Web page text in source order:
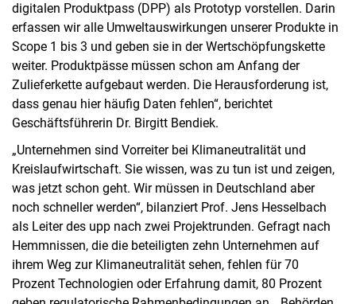
digitalen Produktpass (DPP) als Prototyp vorstellen. Darin
erfassen wir alle Umweltauswirkungen unserer Produkte in
Scope 1 bis 3 und geben sie in der Wertschöpfungskette
weiter. Produktpässe müssen schon am Anfang der
Zulieferkette aufgebaut werden. Die Herausforderung ist,
dass genau hier häufig Daten fehlen“, berichtet
Geschäftsführerin Dr. Birgitt Bendiek.
„Unternehmen sind Vorreiter bei Klimaneutralität und
Kreislaufwirtschaft. Sie wissen, was zu tun ist und zeigen,
was jetzt schon geht. Wir müssen in Deutschland aber
noch schneller werden“, bilanziert Prof. Jens Hesselbach
als Leiter des upp nach zwei Projektrunden. Gefragt nach
Hemmnissen, die die beteiligten zehn Unternehmen auf
ihrem Weg zur Klimaneutralität sehen, fehlen für 70
Prozent Technologien oder Erfahrung damit, 80 Prozent